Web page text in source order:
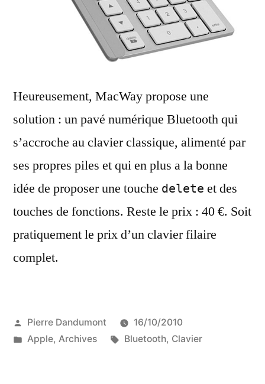
Heureusement, MacWay propose une
solution : un pavé numérique Bluetooth qui
s’accroche au clavier classique, alimenté par
ses propres piles et qui en plus a la bonne
idée de proposer une touche delete et des
touches de fonctions. Reste le prix : 40 €. Soit
pratiquement le prix d’un clavier filaire
complet.
Publié
par
Pierre Dandumont
16/10/2010
Publié
Apple, Archives Étiquettes :
Bluetooth, Clavier